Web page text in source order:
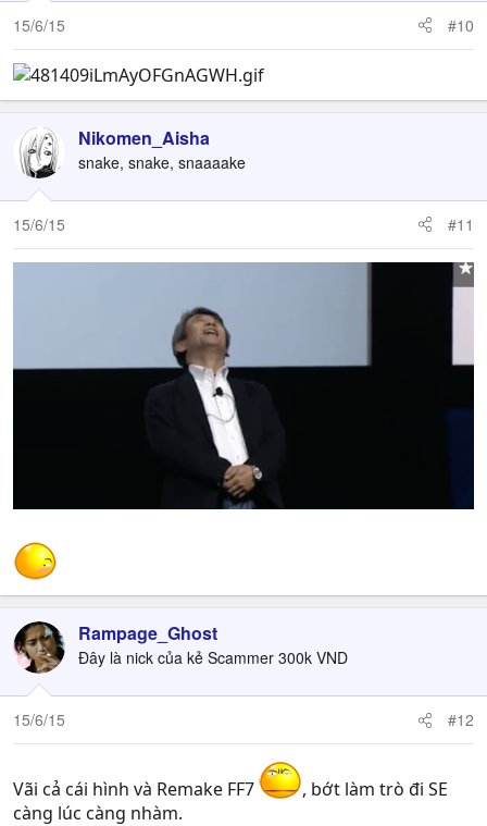
n
s
:
15/6/15 #10
Nikomen_Aisha
snake, snake, snaaaake
15/6/15 #11
Rampage_Ghost
Đây là nick của kẻ Scammer 300k VND
15/6/15 #12
Vãi cả cái hình và Remake FF7
, bớt làm trò đi SE
càng lúc càng nhàm.